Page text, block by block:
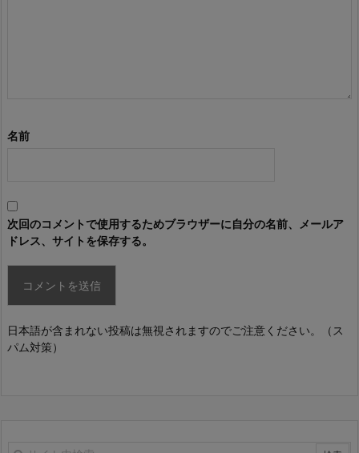
名前
次回のコメントで使用するためブラウザーに自分の名前、メールア
ドレス、サイトを保存する。
日本語が含まれない投稿は無視されますのでご注意ください。（ス
パム対策）